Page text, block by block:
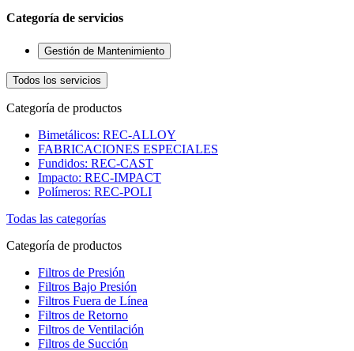
Categoría de servicios
Gestión de Mantenimiento
Todos los servicios
Categoría de productos
Bimetálicos: REC-ALLOY
FABRICACIONES ESPECIALES
Fundidos: REC-CAST
Impacto: REC-IMPACT
Polímeros: REC-POLI
Todas las categorías
Categoría de productos
Filtros de Presión
Filtros Bajo Presión
Filtros Fuera de Línea
Filtros de Retorno
Filtros de Ventilación
Filtros de Succión